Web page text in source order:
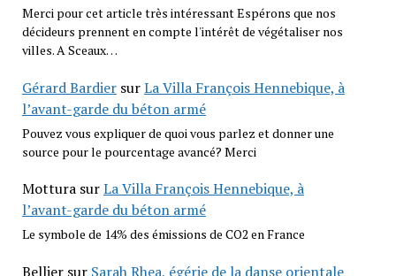
Merci pour cet article très intéressant Espérons que nos
décideurs prennent en compte l'intérêt de végétaliser nos
villes. A Sceaux…
Gérard BardiersurLa Villa François Hennebique, à
l’avant-garde du béton armé
Pouvez vous expliquer de quoi vous parlez et donner une
source pour le pourcentage avancé? Merci
MotturasurLa Villa François Hennebique, à
l’avant-garde du béton armé
Le symbole de 14% des émissions de CO2 en France
Belliersur Sarah Rhea, égérie de la danse orientale